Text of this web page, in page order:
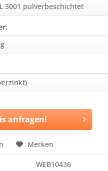
anfragen!
Merken
WEB10436